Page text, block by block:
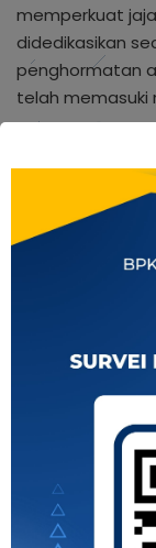
memperkuat
didedikasikan
penghormatan
telah memasuki
Acara tersebut
Ibu Netty
Bapak
Persatuan
Dalam prosesi
mendalam
loyalitasnya
bagi kemajuan
Kabupaten
Persatuan juga
sebagai bentuk
kekeluargaan di